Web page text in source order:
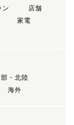
ン
店舗
家電
・北陸
海外